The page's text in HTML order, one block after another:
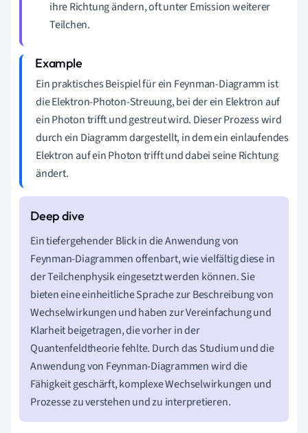
ihre Richtung ändern, oft unter Emission weiterer
Teilchen.
Ein praktisches Beispiel für ein Feynman-Diagramm ist
die Elektron-Photon-Streuung, bei der ein Elektron auf
ein Photon trifft und gestreut wird. Dieser Prozess wird
durch ein Diagramm dargestellt, in dem ein einlaufendes
Elektron auf ein Photon trifft und dabei seine Richtung
ändert.
Ein tiefergehender Blick in die Anwendung von
Feynman-Diagrammen offenbart, wie vielfältig diese in
der Teilchenphysik eingesetzt werden können. Sie
bieten eine einheitliche Sprache zur Beschreibung von
Wechselwirkungen und haben zur Vereinfachung und
Klarheit beigetragen, die vorher in der
Quantenfeldtheorie fehlte. Durch das Studium und die
Anwendung von Feynman-Diagrammen wird die
Fähigkeit geschärft, komplexe Wechselwirkungen und
Prozesse zu verstehen und zu interpretieren.